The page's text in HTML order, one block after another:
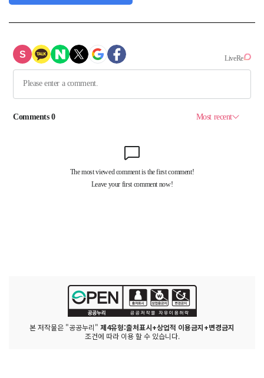
본 저작물은 "공공누리" 제4유형:출처표시+상업적 이용금지+변경금지
조건에 따라 이용 할 수 있습니다.